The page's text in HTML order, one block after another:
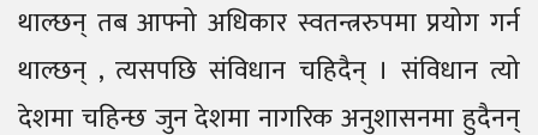
थाल्छन् तब आफ्नो अधिकार स्वतन्त्ररुपमा प्रयोग गर्न
थाल्छन् , त्यसपछि संविधान चहिदैन् । संविधान त्यो
देशमा चहिन्छ जुन देशमा नागरिक अनुशासनमा हुदैनन्